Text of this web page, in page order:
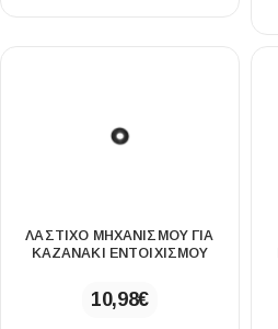
ΛΆΣΤΙΧΟ ΜΗΧΑΝΙΣΜΟΎ ΓΙΑ
ΚΑΖΑΝΆΚΙ ΕΝΤΟΙΧΙΣΜΟΎ
10,98€